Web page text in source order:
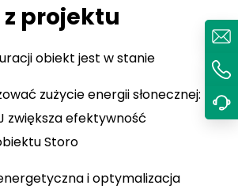
z projektu
obiekt jest w stanie
zużycie energii słonecznej:
zwiększa efektywność
Storo
i optymalizacja